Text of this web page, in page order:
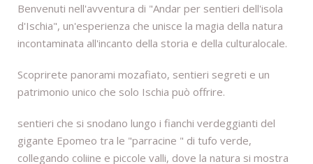
Benvenuti nell'avventura di "Andar per sentieri dell'isola
d'Ischia", un'esperienza che unisce la magia della natura
incontaminata all'incanto della storia e della culturalocale.
Scoprirete panorami mozafiato, sentieri segreti e un
patrimonio unico che solo Ischia può offrire.
sentieri che si snodano lungo i fianchi verdeggianti del
gigante Epomeo tra le "parracine " di tufo verde,
collegando coliine e piccole valli, dove la natura si mostra